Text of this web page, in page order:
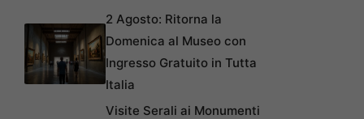
2 Agosto: Ritorna la
Domenica al Museo con
Ingresso Gratuito in Tutta
Italia
Visite Serali ai Monumenti